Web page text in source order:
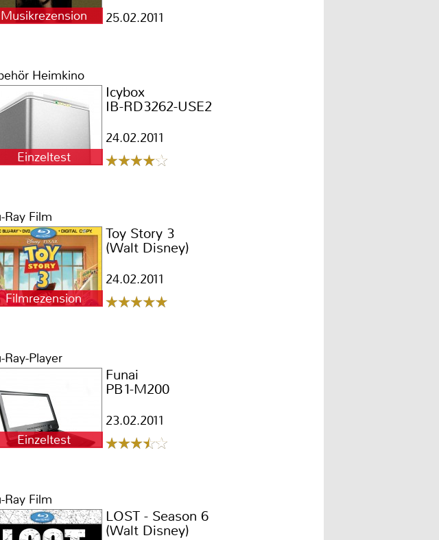
Musikrezension 25.02.2011
Heimkino
Einzeltest
Icybox
IB-RD3262-USE2
24.02.2011
Ray Film
Filmrezension
Toy Story 3
(Walt Disney)
24.02.2011
Ray-Player
Einzeltest
Funai
PB1-M200
23.02.2011
Ray Film
LOST - Season 6
(Walt Disney)